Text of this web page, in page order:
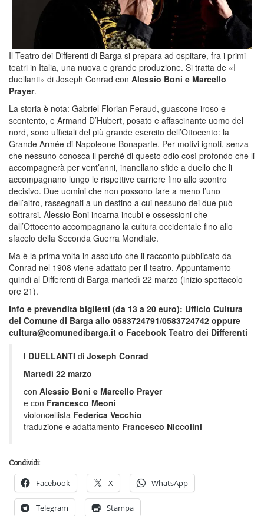
Il Teatro dei Differenti di Barga si prepara ad ospitare, fra i primi
teatri in Italia, una nuova e grande produzione. Si tratta de «I
duellanti» di Joseph Conrad con Alessio Boni e Marcello
Prayer.
La storia è nota: Gabriel Florian Feraud, guascone iroso e
scontento, e Armand D’Hubert, posato e affascinante uomo del
nord, sono ufficiali del più grande esercito dell’Ottocento: la
Grande Armée di Napoleone Bonaparte. Per motivi ignoti, senza
che nessuno conosca il perché di questo odio così profondo che li
accompagnerà per vent’anni, inanellano sfide a duello che li
accompagnano lungo le rispettive carriere fino allo scontro
decisivo. Due uomini che non possono fare a meno l’uno
dell’altro, rassegnati a un destino a cui nessuno dei due può
sottrarsi. Alessio Boni incarna incubi e ossessioni che
dall’Ottocento accompagnano la cultura occidentale fino allo
sfacelo della Seconda Guerra Mondiale.
Ma è la prima volta in assoluto che il racconto pubblicato da
Conrad nel 1908 viene adattato per il teatro. Appuntamento
quindi al Differenti di Barga martedì 22 marzo (inizio spettacolo
ore 21).
Info e prevendita biglietti (da 13 a 20 euro): Ufficio Cultura
del Comune di Barga allo 0583724791/0583724742 oppure
cultura@comunedibarga.it o Facebook Teatro dei Differenti
I DUELLANTI di Joseph Conrad
Martedì 22 marzo
con Alessio Boni e Marcello Prayer
e con Francesco Meoni
violoncellista Federica Vecchio
traduzione e adattamento Francesco Niccolini
Condividi:
Facebook X WhatsApp
Telegram Stampa